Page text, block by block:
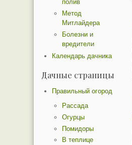
полив
Метод
Митлайдера
Болезни и
вредители
Календарь дачника
Дачные страницы
Правильный огород
Рассада
Огурцы
Помидоры
В теплице